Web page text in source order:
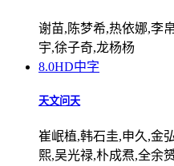
谢苗,陈梦希,热依娜,李
宇,徐子奇,龙杨杨
8.0HD中字
天文问天
崔岷植,韩石圭,申久,金
熙,吴光禄,朴成焄,全余